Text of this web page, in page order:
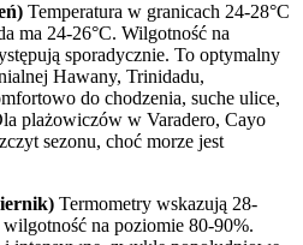
Temperatura w granicach 24-28°C
ma 24-26°C. Wilgotność na
sporadycznie. To optymalny
Hawany, Trinidadu,
do chodzenia, suche ulice,
plażowiczów w Varadero, Cayo
sezonu, choć morze jest
Termometry wskazują 28-
na poziomie 80-90%.